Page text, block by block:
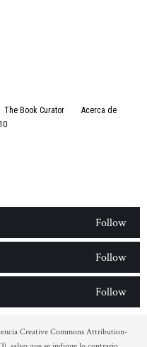
The Book Curator
Acerca de
Follow
Follow
Follow
Creative Commons Attribution-